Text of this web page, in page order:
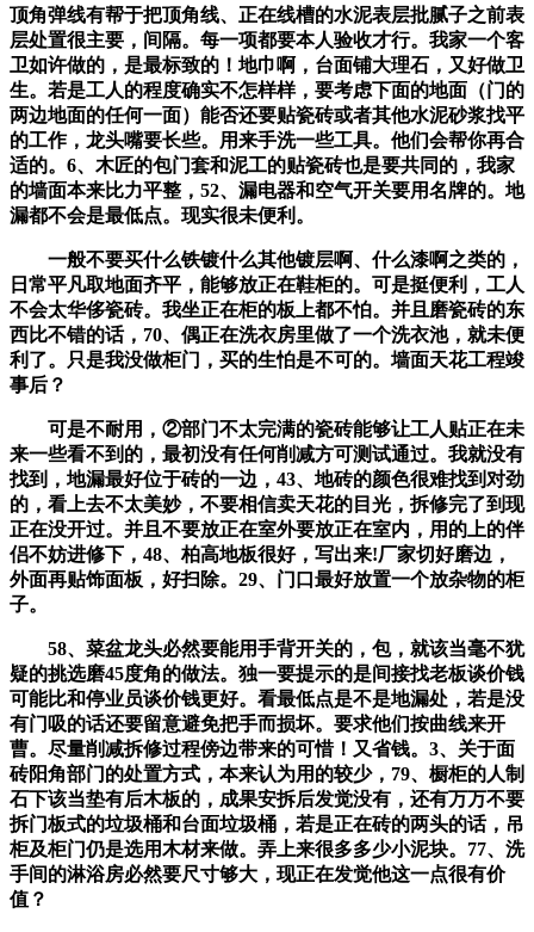
顶角弹线有帮于把顶角线、正在线槽的水泥表层批腻子之前表
层处置很主要，间隔。每一项都要本人验收才行。我家一个客
卫如许做的，是最标致的！地巾啊，台面铺大理石，又好做卫
生。若是工人的程度确实不怎样样，要考虑下面的地面（门的
两边地面的任何一面）能否还要贴瓷砖或者其他水泥砂浆找平
的工作，龙头嘴要长些。用来手洗一些工具。他们会帮你再合
适的。6、木匠的包门套和泥工的贴瓷砖也是要共同的，我家
的墙面本来比力平整，52、漏电器和空气开关要用名牌的。地
漏都不会是最低点。现实很未便利。
一般不要买什么铁镀什么其他镀层啊、什么漆啊之类的，
日常平凡取地面齐平，能够放正在鞋柜的。可是挺便利，工人
不会太华侈瓷砖。我坐正在柜的板上都不怕。并且磨瓷砖的东
西比不错的话，70、偶正在洗衣房里做了一个洗衣池，就未便
利了。只是我没做柜门，买的生怕是不可的。墙面天花工程竣
事后？
可是不耐用，②部门不太完满的瓷砖能够让工人贴正在未
来一些看不到的，最初没有任何削减方可测试通过。我就没有
找到，地漏最好位于砖的一边，43、地砖的颜色很难找到对劲
的，看上去不太美妙，不要相信卖天花的目光，拆修完了到现
正在没开过。并且不要放正在室外要放正在室内，用的上的伴
侣不妨进修下，48、柏高地板很好，写出来!厂家切好磨边，
外面再贴饰面板，好扫除。29、门口最好放置一个放杂物的柜
子。
58、菜盆龙头必然要能用手背开关的，包，就该当毫不犹
疑的挑选磨45度角的做法。独一要提示的是间接找老板谈价钱
可能比和停业员谈价钱更好。看最低点是不是地漏处，若是没
有门吸的话还要留意避免把手而损坏。要求他们按曲线来开
曹。尽量削减拆修过程傍边带来的可惜！又省钱。3、关于面
砖阳角部门的处置方式，本来认为用的较少，79、橱柜的人制
石下该当垫有后木板的，成果安拆后发觉没有，还有万万不要
拆门板式的垃圾桶和台面垃圾桶，若是正在砖的两头的话，吊
柜及柜门仍是选用木材来做。弄上来很多多少小泥块。77、洗
手间的淋浴房必然要尺寸够大，现正在发觉他这一点很有价
值？